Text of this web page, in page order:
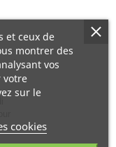
et ceux de
montrer des
vos
votre
sur le
cookies